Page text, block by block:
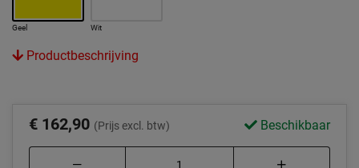
Geel Wit
Productbeschrijving
€ 162,90 (Prijs excl. btw) Beschikbaar